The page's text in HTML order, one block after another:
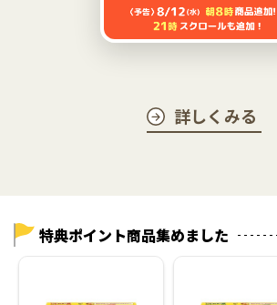
詳しくみる
特典ポイント商品集めました